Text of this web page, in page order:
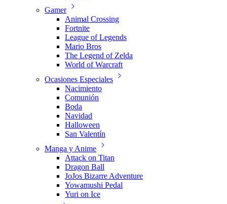
Gamer
Animal Crossing
Fortnite
League of Legends
Mario Bros
The Legend of Zelda
World of Warcraft
Ocasiones Especiales
Nacimiento
Comunión
Boda
Navidad
Halloween
San Valentín
Manga y Anime
Attack on Titan
Dragon Ball
JoJos Bizarre Adventure
Yowamushi Pedal
Yuri on Ice